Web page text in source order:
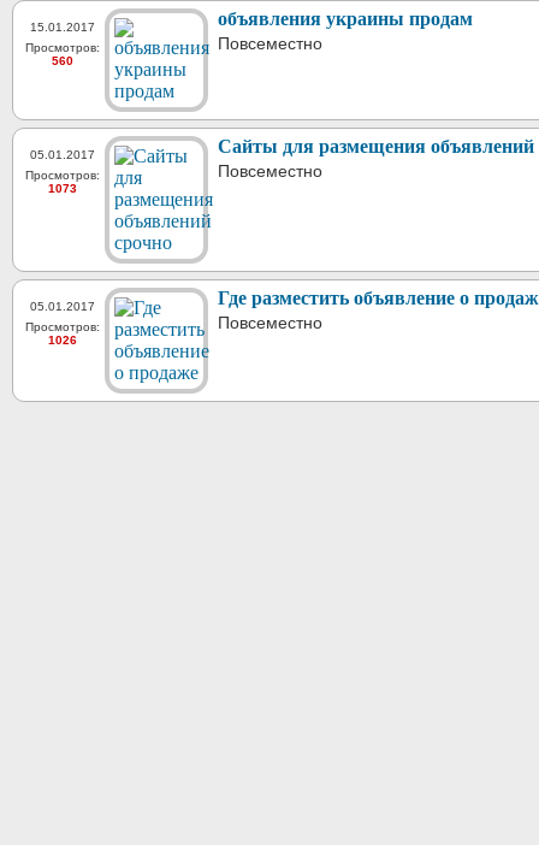
15.01.2017
Просмотров:
560
объявления украины продам
Повсеместно
05.01.2017
Просмотров:
1073
Сайты для размещения объявлений
Повсеместно
05.01.2017
Просмотров:
1026
Где разместить объявление о
Повсеместно